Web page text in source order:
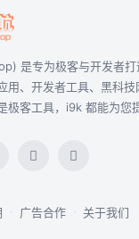
是专为极客与开发者打
用、开发者工具、黑科
极客工具，i9k 都能为您
· 广告合作 · 关于我们